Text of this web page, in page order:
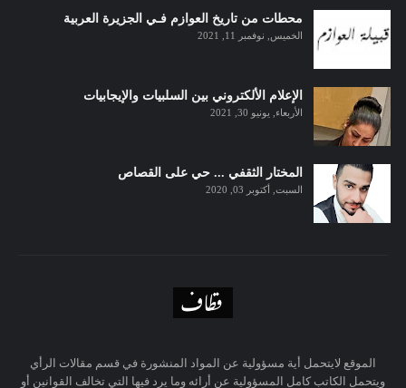
محطات من تاريخ العوازم فـي الجزيرة العربية
الخميس, نوفمبر 11, 2021
الإعلام الألكتروني بين السلبيات والإيجابيات
الأربعاء, يونيو 30, 2021
المختار الثقفي ... حي على القصاص
السبت, أكتوبر 03, 2020
الموقع لايتحمل أية مسؤولية عن المواد المنشورة في قسم مقالات الرأي
ويتحمل الكاتب كامل المسؤولية عن أرائه وما يرد فيها التي تخالف القوانين أو